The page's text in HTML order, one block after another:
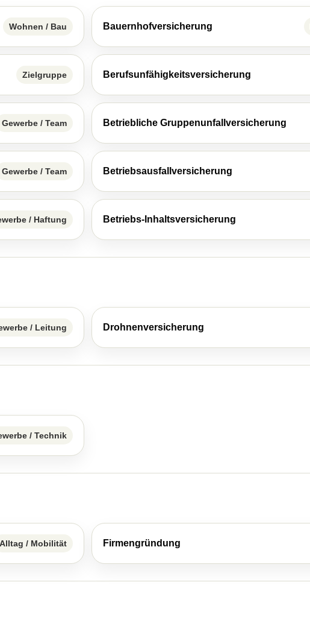
Wohnen / Bau Bauernhofversicherung
Zielgruppe Berufsunfähigkeitsversicherung
Gewerbe / Team Betriebliche Gruppenunfallversicherung
Gewerbe / Team Betriebsausfallversicherung
/ Haftung Betriebs-Inhaltsversicherung
/ Leitung Drohnenversicherung
/ Technik
Alltag / Mobilität Firmengründung